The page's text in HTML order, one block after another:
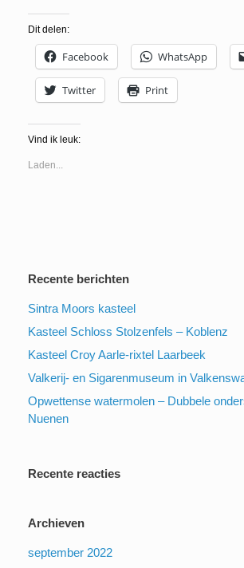
Dit delen:
Facebook WhatsApp
Twitter Print
Vind ik leuk:
Laden...
Recente berichten
Sintra Moors kasteel
Kasteel Schloss Stolzenfels – Koblenz
Kasteel Croy Aarle-rixtel Laarbeek
Valkerij- en Sigarenmuseum in
Opwettense watermolen – Dubbele
Nuenen
Recente reacties
Archieven
september 2022